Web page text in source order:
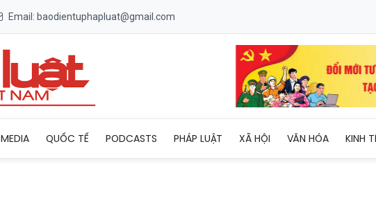
Email: baodientuphapluat@gmail.com
MEDIA QUỐC TẾ PODCASTS PHÁP LUẬT XÃ HỘI VĂN HÓA KINH